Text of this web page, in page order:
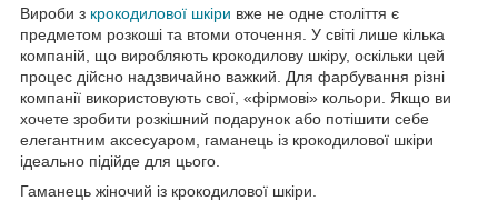
Вироби з крокодилової шкіри вже не одне століття є
предметом розкоші та втоми оточення. У світі лише кілька
компаній, що виробляють крокодилову шкіру, оскільки цей
процес дійсно надзвичайно важкий. Для фарбування різні
компанії використовують свої, «фірмові» кольори. Якщо ви
хочете зробити розкішний подарунок або потішити себе
елегантним аксесуаром, гаманець із крокодилової шкіри
ідеально підійде для цього.
Гаманець жіночий із крокодилової шкіри.